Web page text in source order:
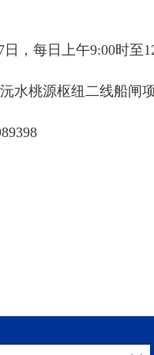
，每日上午9:00时至
水桃源枢纽二线船